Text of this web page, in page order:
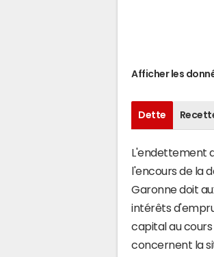
Afficher les
Dette
L'endettement
l'encours de la
Garonne doit
intérêts
capital au
concernent la